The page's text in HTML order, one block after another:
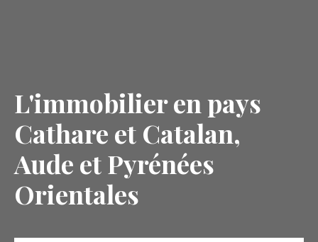
L'immobilier en pays
Cathare et Catalan,
Aude et Pyrénées
Orientales